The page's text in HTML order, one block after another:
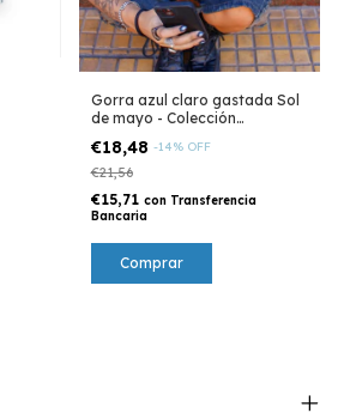
Gorra azul claro gastada Sol
de mayo - Colección
€18,48 -14% OFF
€21,56
€15,71 con Transferencia
Bancaria